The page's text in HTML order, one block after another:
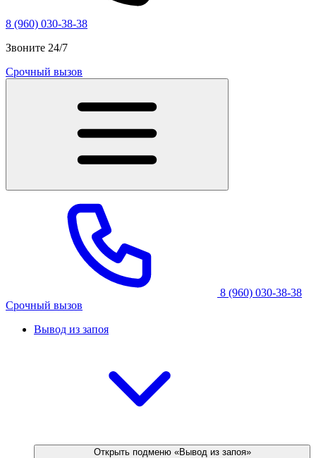
8 (960) 030-38-38
Звоните 24/7
Срочный вызов
8 (960) 030-38-38
Срочный вызов
Вывод из запоя
Открыть подменю «Вывод из запоя»